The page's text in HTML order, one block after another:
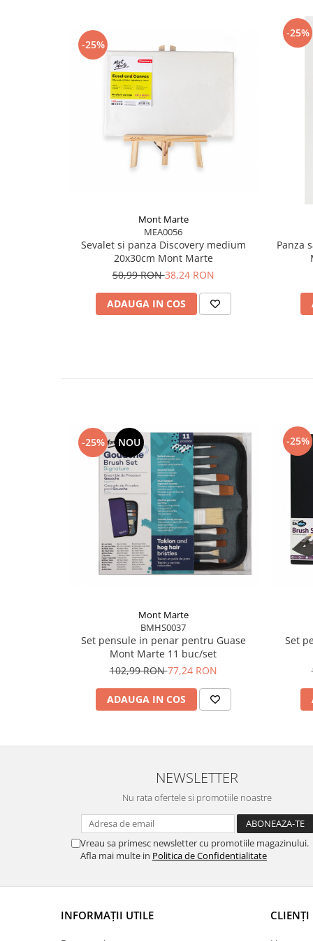
Recomandat pentru pictura cu acrilice,
artă decorativă.
Acest set este potrivit atât pentru
avansați care caută un raport excelent
-25%
Mont Marte
MEA0056
Sevalet si panza Discovery medium
20x30cm Mont Marte
50,99 RON38,24 RON
ADAUGA IN COS
-25%
Panza
-25% NOU
Mont Marte
BMHS0037
Set pensule in penar pentru Guase
Mont Marte 11 buc/set
102,99 RON77,24 RON
ADAUGA IN COS
-25%
Set
NEWSLETTER
Nu rata ofertele si promotiile noastre
Vreau sa primesc newsletter cu promotiile magazinului.
Afla mai multe in Politica de Confidentialitate
INFORMAȚII UTILE CLIENȚI